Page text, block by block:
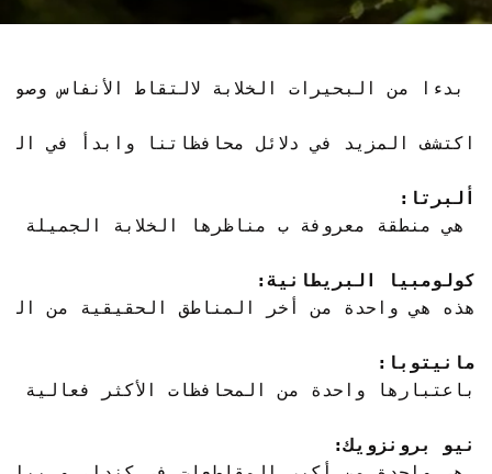
ألبرتا:
كولومبيا البريطانية:
مانيتوبا:
نيو برونزويك: